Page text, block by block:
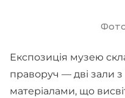
Експозиція музею
праворуч — дві зали
матеріалами, що